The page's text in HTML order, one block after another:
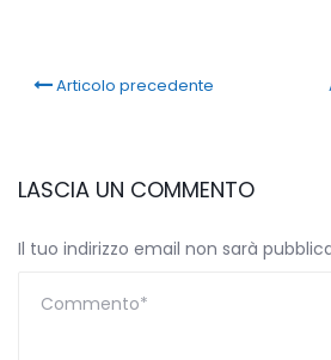
Articolo precedente
LASCIA UN COMMENTO
Il tuo indirizzo email non sarà